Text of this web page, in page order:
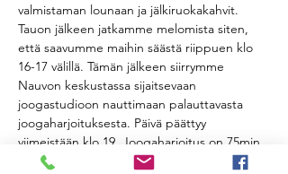
valmistaman lounaan ja jälkiruokakahvit.
Tauon jälkeen jatkamme melomista siten,
että saavumme maihin säästä riippuen klo
16-17 välillä. Tämän jälkeen siirrymme
Nauvon keskustassa sijaitsevaan
joogastudioon nauttimaan palauttavasta
joogaharjoituksesta. Päivä päättyy
viimeistään klo 19. Joogaharjoitus on 75min.